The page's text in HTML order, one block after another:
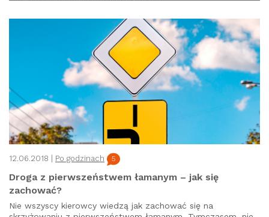
12.06.2018 | Po godzinach 5
Droga z pierwszeństwem łamanym – jak się
zachować?
Nie wszyscy kierowcy wiedzą jak zachować się na